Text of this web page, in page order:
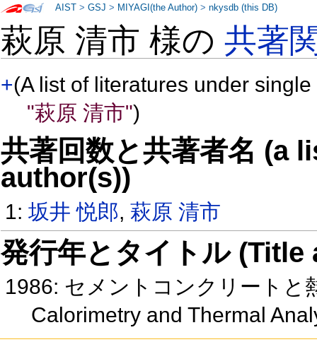
萩原 清市 様の共著
+(A list of literatures under
"萩原 清市")
共著回数と共著者名 (a
author(s))
1:坂井 悦郎,萩原 清市
発行年とタイトル
1986: セメントコンクリートと
Calorimetry and Thermal
AIST >GSJ > MIYAGI(the Author) >nkysdb (this DB)